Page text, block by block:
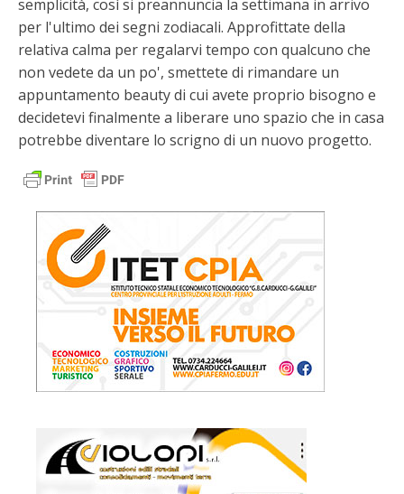
semplicità, così si preannuncia la settimana in arrivo
per l'ultimo dei segni zodiacali. Approfittate della
relativa calma per regalarvi tempo con qualcuno che
non vedete da un po', smettete di rimandare un
appuntamento beauty di cui avete proprio bisogno e
decidetevi finalmente a liberare uno spazio che in casa
potrebbe diventare lo scrigno di un nuovo progetto.